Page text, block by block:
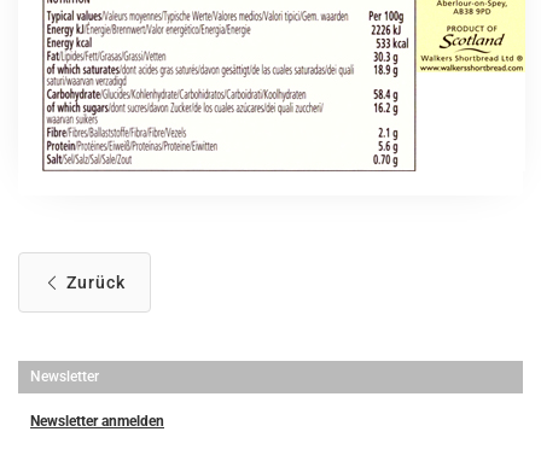
Zurück
Newsletter
Newsletter anmelden